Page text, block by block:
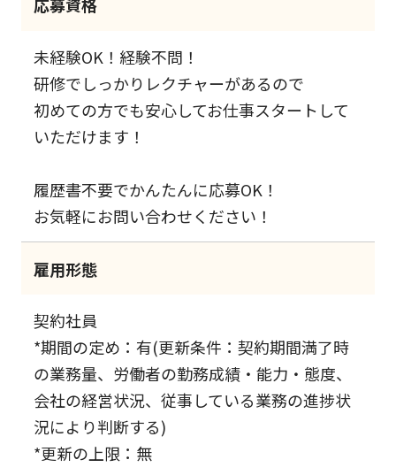
応募資格
未経験OK！経験不問！
研修でしっかりレクチャーがあるので
初めての方でも安心してお仕事スタートして
いただけます！
履歴書不要でかんたんに応募OK！
お気軽にお問い合わせください！
雇用形態
契約社員
*期間の定め：有(更新条件：契約期間満了時
の業務量、労働者の勤務成績・能力・態度、
会社の経営状況、従事している業務の進捗状
況により判断する)
*更新の上限：無